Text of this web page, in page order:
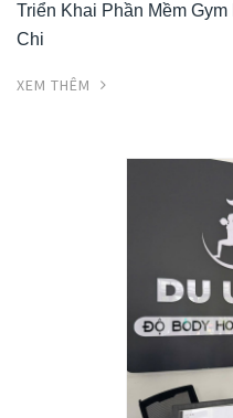
Triển Khai Phần Mềm
Chi
XEM THÊM